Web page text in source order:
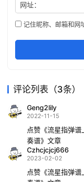
网址：
记住昵称、邮箱和网
评论列表（3条）
Geng2lily
2022-11-15
点赞《流星指弹谱
奏谱》文章
Czhcjcjcj666
2023-02-02
点赞《流星指弹谱